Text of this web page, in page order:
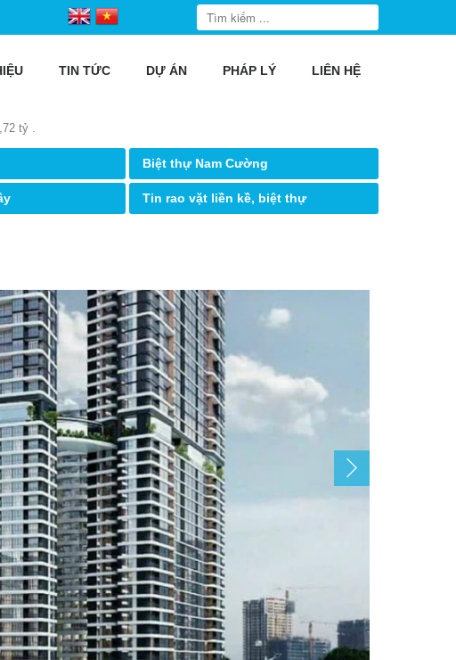
TIN TỨC DỰ ÁN PHÁP LÝ LIÊN HỆ
tỷ .
Biệt thự Nam Cường
Tin rao vặt liền kề, biệt thự